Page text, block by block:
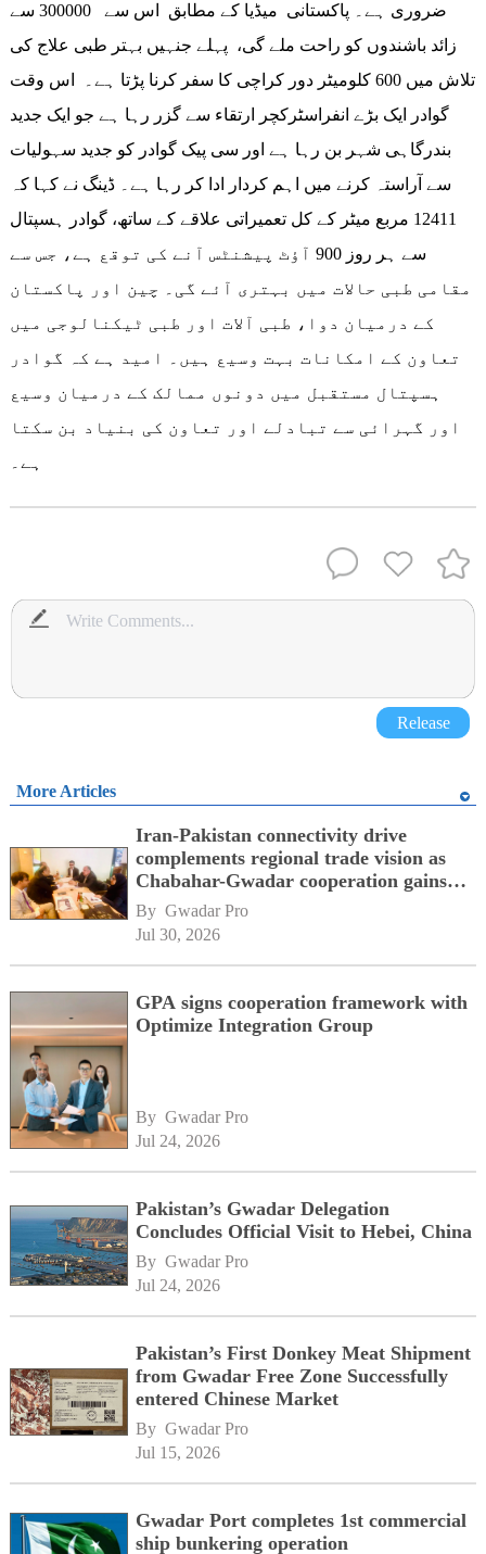
ضروری ہے۔ پاکستانی میڈیا کے مطابق اس سے 300000 سے
زائد باشندوں کو راحت ملے گی، پہلے جنہیں بہتر طبی علاج کی
تلاش میں 600 کلومیٹر دور کراچی کا سفر کرنا پڑتا ہے۔ اس وقت
گوادر ایک بڑے انفراسٹرکچر ارتقاء سے گزر رہا ہے جو ایک جدید
بندرگاہی شہر بن رہا ہے اور سی پیک گوادر کو جدید سہولیات
سے آراستہ کرنے میں اہم کردار ادا کر رہا ہے۔ ڈینگ نے کہا کہ
12411 مربع میٹر کے کل تعمیراتی علاقے کے ساتھ، گوادر ہسپتال
سے ہر روز 900 آؤٹ پیشنٹس آنے کی توقع ہے، جس سے
مقامی طبی حالات میں بہتری آئے گی۔ چین اور پاکستان
کے درمیان دوا، طبی آلات اور طبی ٹیکنالوجی میں
تعاون کے امکانات بہت وسیع ہیں۔ امید ہے کہ گوادر
ہسپتال مستقبل میں دونوں ممالک کے درمیان وسیع
اور گہرائی سے تبادلے اور تعاون کی بنیاد بن سکتا
ہے۔
Release
More Articles
Iran-Pakistan connectivity drive
complements regional trade vision as
Chabahar-Gwadar cooperation gains
momentum alongside China's BRI
network
By Gwadar Pro
Jul 30, 2026
GPA signs cooperation framework with
Optimize Integration Group
By Gwadar Pro
Jul 24, 2026
Pakistan’s Gwadar Delegation
Concludes Official Visit to Hebei, China
By Gwadar Pro
Jul 24, 2026
Pakistan’s First Donkey Meat Shipment
from Gwadar Free Zone Successfully
entered Chinese Market
By Gwadar Pro
Jul 15, 2026
Gwadar Port completes 1st commercial
ship bunkering operation